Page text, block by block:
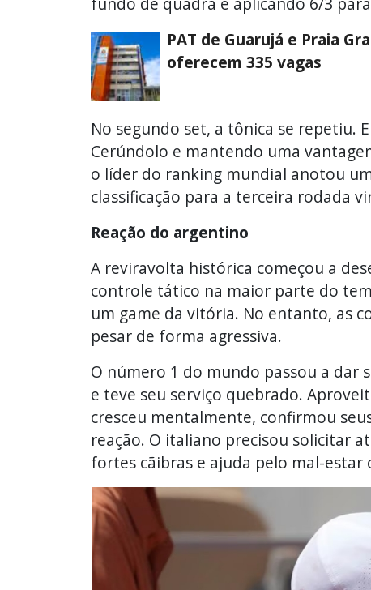
PAT de Guarujá e Praia
oferecem 335 vagas
No segundo set, a tônica se repetiu.
Cerúndolo e mantendo uma
o líder do ranking mundial anotou
classificação para a terceira rodada
Reação do argentino
A reviravolta histórica começou a
controle tático na maior parte do
um game da vitória. No entanto, as
pesar de forma agressiva.
O número 1 do mundo passou a dar
e teve seu serviço quebrado.
cresceu mentalmente, confirmou
reação. O italiano precisou solicitar
fortes cãibras e ajuda pelo mal-estar